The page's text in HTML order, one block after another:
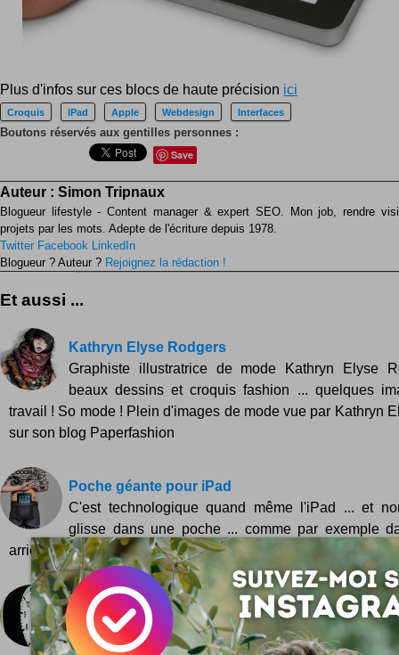
Plus d'infos sur ces blocs de haute précision ici
Croquis IPad Apple Webdesign Interfaces
Boutons réservés aux gentilles personnes :
Save
Auteur : Simon Tripnaux
Blogueur lifestyle - Content manager & expert SEO. Mon job, rendre
projets par les mots. Adepte de l'écriture depuis 1978.
Twitter Facebook LinkedIn
Blogueur ? Auteur ? Rejoignez la rédaction !
Et aussi ...
Kathryn Elyse Rodgers
Graphiste illustratrice de mode Kathryn Elyse
beaux dessins et croquis fashion ... quelques
travail ! So mode ! Plein d'images de mode vue par Kathryn
sur son blog Paperfashion
Poche géante pour iPad
C'est technologique quand même l'iPad ... et
glisse dans une poche ... comme par exemple
arrière de ce jean :) Une vraie bonne idée qui se penche sur
Le web il y a 10 ans en images
Quelques copies d'écran des plus gros sites web
débuts du web aux USA, et en France ! On